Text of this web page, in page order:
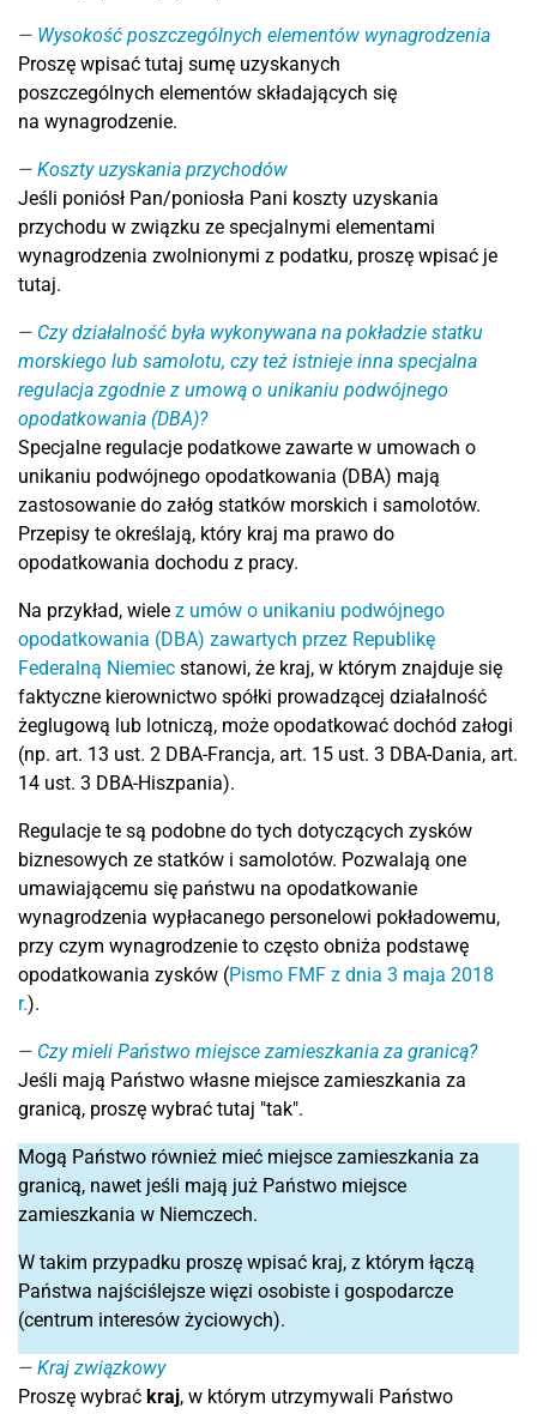
Wysokość poszczególnych elementów wynagrodzenia
Proszę wpisać tutaj sumę uzyskanych
poszczególnych elementów składających się
na wynagrodzenie.
Koszty uzyskania przychodów
Jeśli poniósł Pan/poniosła Pani koszty uzyskania
przychodu w związku ze specjalnymi elementami
wynagrodzenia zwolnionymi z podatku, proszę wpisać je
tutaj.
Czy działalność była wykonywana na pokładzie statku
morskiego lub samolotu, czy też istnieje inna specjalna
regulacja zgodnie z umową o unikaniu podwójnego
opodatkowania (DBA)?
Specjalne regulacje podatkowe zawarte w umowach o
unikaniu podwójnego opodatkowania (DBA) mają
zastosowanie do załóg statków morskich i samolotów.
Przepisy te określają, który kraj ma prawo do
opodatkowania dochodu z pracy.
Na przykład, wiele z umów o unikaniu podwójnego
opodatkowania (DBA) zawartych przez Republikę
Federalną Niemiec stanowi, że kraj, w którym znajduje się
faktyczne kierownictwo spółki prowadzącej działalność
żeglugową lub lotniczą, może opodatkować dochód załogi
(np. art. 13 ust. 2 DBA-Francja, art. 15 ust. 3 DBA-Dania, art.
14 ust. 3 DBA-Hiszpania).
Regulacje te są podobne do tych dotyczących zysków
biznesowych ze statków i samolotów. Pozwalają one
umawiającemu się państwu na opodatkowanie
wynagrodzenia wypłacanego personelowi pokładowemu,
przy czym wynagrodzenie to często obniża podstawę
opodatkowania zysków (Pismo FMF z dnia 3 maja 2018
r.).
Czy mieli Państwo miejsce zamieszkania za granicą?
Jeśli mają Państwo własne miejsce zamieszkania za
granicą, proszę wybrać tutaj "tak".
Mogą Państwo również mieć miejsce zamieszkania za
granicą, nawet jeśli mają już Państwo miejsce
zamieszkania w Niemczech.
W takim przypadku proszę wpisać kraj, z którym łączą
Państwa najściślejsze więzi osobiste i gospodarcze
(centrum interesów życiowych).
Kraj związkowy
Proszę wybrać kraj, w którym utrzymywali Państwo